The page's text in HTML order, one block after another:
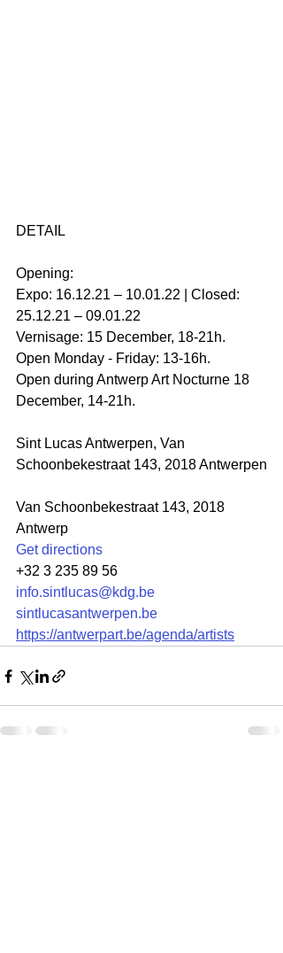
DETAIL
Opening:
Expo: 16.12.21 – 10.01.22 | Closed:
25.12.21 – 09.01.22
Vernisage: 15 December, 18-21h.
Open Monday - Friday: 13-16h.
Open during Antwerp Art Nocturne 18
December, 14-21h.
Sint Lucas Antwerpen, Van
Schoonbekestraat 143, 2018 Antwerpen
Van Schoonbekestraat 143, 2018
Antwerp
Get directions
+32 3 235 89 56
info.sintlucas@kdg.be
sintlucasantwerpen.be
https://antwerpart.be/agenda/artists